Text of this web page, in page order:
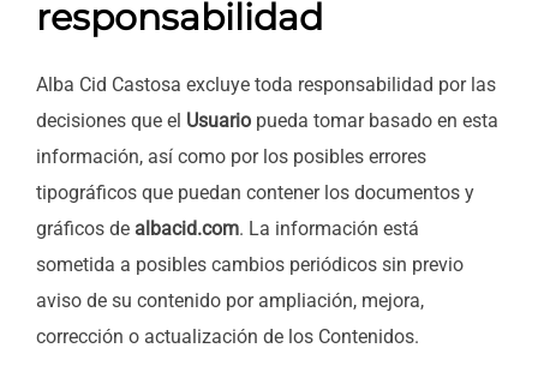
responsabilidad
Alba Cid Castosa excluye toda responsabilidad por las
decisiones que el Usuario pueda tomar basado en esta
información, así como por los posibles errores
tipográficos que puedan contener los documentos y
gráficos de albacid.com. La información está
sometida a posibles cambios periódicos sin previo
aviso de su contenido por ampliación, mejora,
corrección o actualización de los Contenidos.